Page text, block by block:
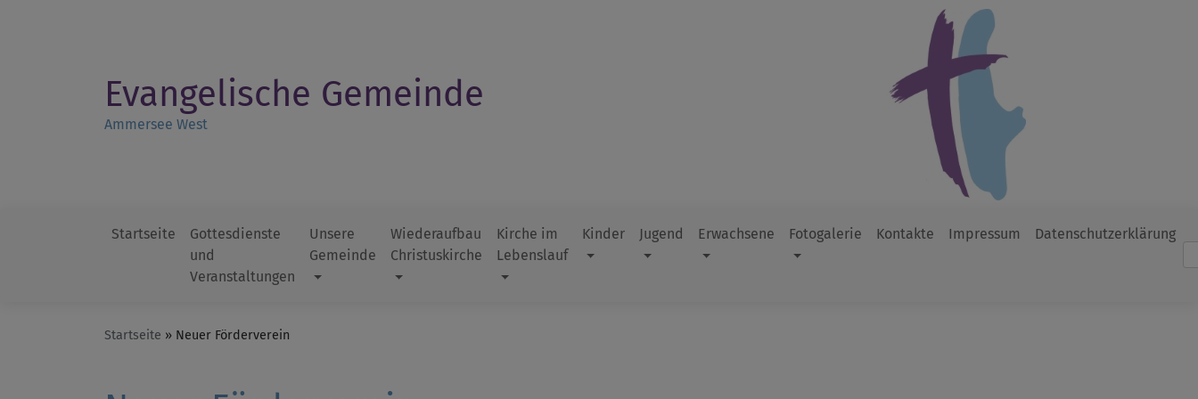
Evangelische Gemeinde
Ammersee West
Hauptnavigation
Startseite
Gottesdienste
und
Veranstaltungen
Unsere
Gemeinde
Wiederaufbau
Christuskirche
Kirche im
Lebenslauf
Kinder Jugend Erwachsene Fotogalerie Kontakte Impressum
Datenschutzerklärung
Startseite Neuer Förderverein